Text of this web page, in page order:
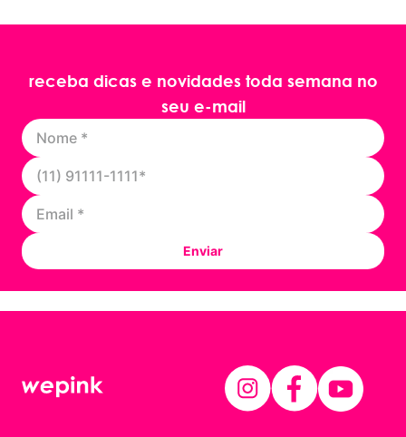
receba dicas e novidades toda semana no
seu e-mail
Enviar